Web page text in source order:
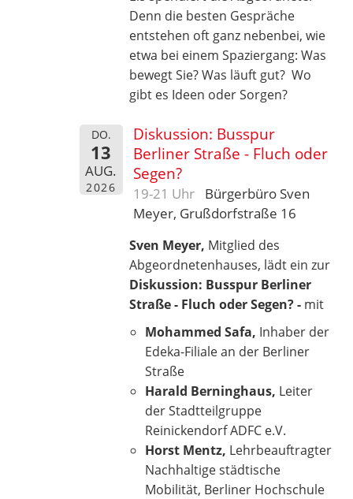
Denn die besten Gespräche
entstehen oft ganz nebenbei, wie
etwa bei einem Spaziergang: Was
bewegt Sie? Was läuft gut? Wo
gibt es Ideen oder Sorgen?
DO.
13
AUG.
2026
Diskussion: Busspur
Berliner Straße - Fluch oder
Segen?
19-21 Uhr
Bürgerbüro Sven
Meyer, Grußdorfstraße 16
Sven Meyer, Mitglied des
Abgeordnetenhauses, lädt ein zur
Diskussion: Busspur Berliner
Straße - Fluch oder Segen? - mit
Mohammed Safa, Inhaber der
Edeka-Filiale an der Berliner
Straße
Harald Berninghaus, Leiter
der Stadtteilgruppe
Reinickendorf ADFC e.V.
Horst Mentz, Lehrbeauftragter
Nachhaltige städtische
Mobilität, Berliner Hochschule